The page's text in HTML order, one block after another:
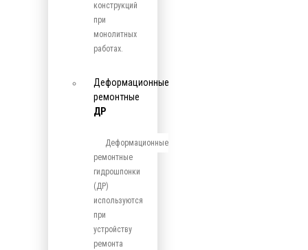
конструкций
при
монолитных
работах.
Деформационные
ремонтные
ДР
Деформационные
ремонтные
гидрошпонки
(ДР)
используются
при
устройству
ремонта